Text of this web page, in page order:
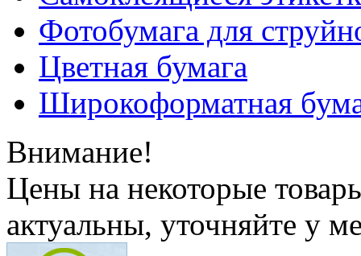
Фотобумага для
Цветная бумага
Широкоформатная
Внимание!
Цены на некоторые
актуальны, уточняйте у